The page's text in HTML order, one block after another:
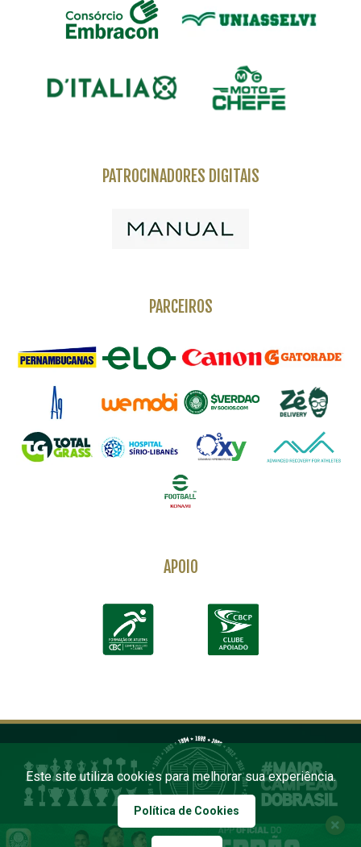
PATROCINADORES DIGITAIS
PARCEIROS
APOIO
Este site utiliza cookies para melhorar sua experiência.
Política de Cookies